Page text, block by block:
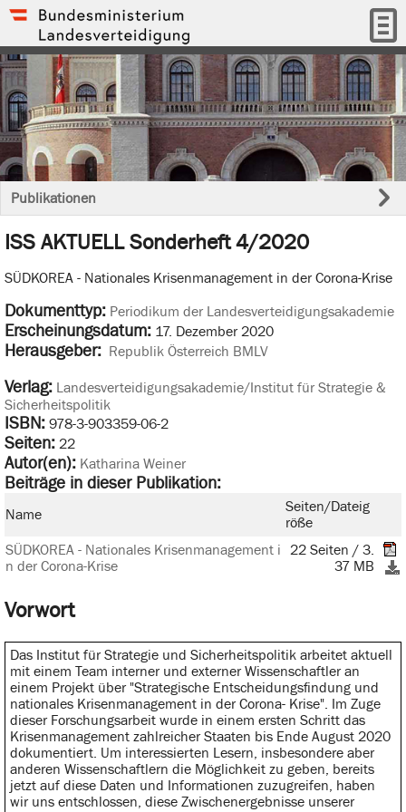
Publikationen
ISS AKTUELL Sonderheft 4/2020
SÜDKOREA - Nationales Krisenmanagement in der Corona-Krise
Dokumenttyp: Periodikum der Landesverteidigungsakademie
Erscheinungsdatum:17. Dezember 2020
Herausgeber: Republik Österreich BMLV
Verlag: Landesverteidigungsakademie/Institut für Strategie &
Sicherheitspolitik
ISBN:978-3-903359-06-2
Seiten:22
Autor(en): Katharina Weiner
Beiträge in dieser Publikation:
Name
Seiten/Dateig
röße
SÜDKOREA - Nationales Krisenmanagement i
n der Corona-Krise
22 Seiten / 3.
37 MB
Vorwort
Das Institut für Strategie und Sicherheitspolitik arbeitet aktuell
mit einem Team interner und externer Wissenschaftler an
einem Projekt über "Strategische Entscheidungsfindung und
nationales Krisenmanagement in der Corona- Krise". Im Zuge
dieser Forschungsarbeit wurde in einem ersten Schritt das
Krisenmanagement zahlreicher Staaten bis Ende August 2020
dokumentiert. Um interessierten Lesern, insbesondere aber
anderen Wissenschaftlern die Möglichkeit zu geben, bereits
jetzt auf diese Daten und Informationen zuzugreifen, haben
wir uns entschlossen, diese Zwischenergebnisse unserer